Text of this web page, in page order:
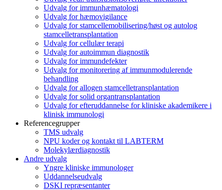
Udvalg for immunhæmatologi
Udvalg for hæmovigilance
Udvalg for stamcellemobilisering/høst og autolog
stamcelletransplantation
Udvalg for cellulær terapi
Udvalg for autoimmun diagnostik
Udvalg for immundefekter
Udvalg for monitorering af immunmodulerende
behandling
Udvalg for allogen stamcelletransplantation
Udvalg for solid organtransplantation
Udvalg for efteruddannelse for kliniske akademikere i
klinisk immunologi
Referencegrupper
TMS udvalg
NPU koder og kontakt til LABTERM
Molekylærdiagnostik
Andre udvalg
Yngre kliniske immunologer
Uddannelseudvalg
DSKI repræsentanter